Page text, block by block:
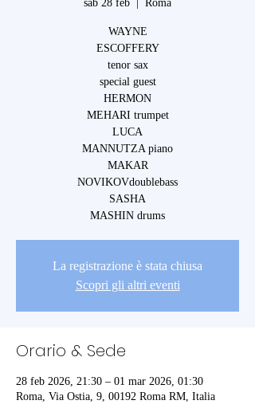
sab 28 feb Roma
WAYNE
ESCOFFERY
tenor sax
special guest
HERMON
MEHARI trumpet
LUCA
MANNUTZA piano
MAKAR
NOVIKOVdoublebass
SASHA
La registrazione è stata chiusa
Scopri gli altri eventi
Orario & Sede
28 feb 2026, 21:30 – 01 mar 2026, 01:30
Roma, Via Ostia, 9, 00192 Roma RM, Italia